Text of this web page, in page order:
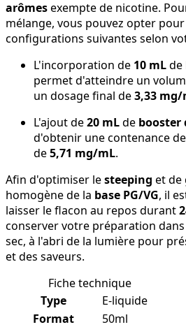
arômesexempte de nicotine.
mélange, vous pouvez opter
configurations suivantes selon
L'incorporation de 10 mLde
permet d'atteindre un
un dosage final de3,33 mg/
L'ajout de20 mLde booster
d'obtenir une contenance de
de5,71 mg/mL.
Afin d'optimiser lesteeping et de
homogène de la base PG/VG, il
laisser le flacon au repos durant
conserver votre préparation
sec, à l'abri de la lumière pour
et des saveurs.
Fiche technique
Type
E-liquide
Format
50ml